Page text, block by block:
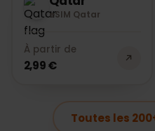
eSIM Qatar
À partir de
2,99 €
Toutes les